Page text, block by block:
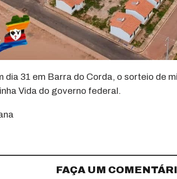
dia 31 em Barra do Corda, o sorteio de
Vida do governo federal.
FAÇA UM